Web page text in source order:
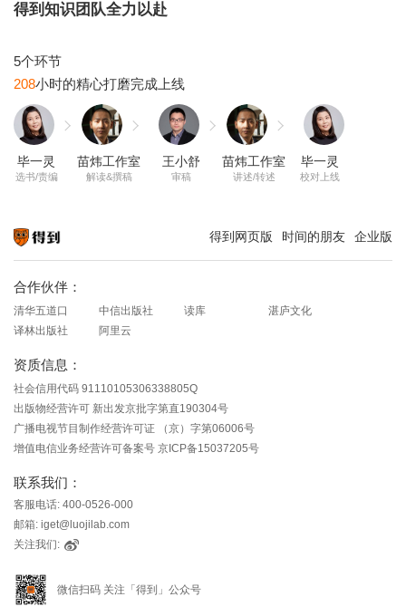
得到知识团队全力以赴
208
毕一灵
选书/责编
苗炜工作室
解读&撰稿
王小舒
审稿
苗炜工作室
讲述/转述
毕一灵
校对上线
得到网页版 时间的朋友 企业版
合作伙伴：
清华五道口 中信出版社 读库
湛庐文化
译林出版社
阿里云
资质信息：
社会信用代码 91110105306338805Q
出版物经营许可 新出发京批字第直190304号
广播电视节目制作经营许可证 （京）字第06006号
增值电信业务经营许可备案号 京ICP备15037205号
联系我们：
客服电话: 400-0526-000
邮箱: iget@luojilab.com
关注我们:
微信扫码 关注「得到」公众号